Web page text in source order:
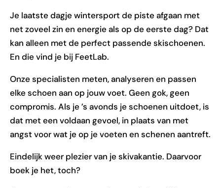
Je laatste dagje wintersport de piste afgaan met
net zoveel zin en energie als op de eerste dag? Dat
kan alleen met de perfect passende skischoenen.
En die vind je bij FeetLab.
Onze specialisten meten, analyseren en passen
elke schoen aan op jouw voet. Geen gok, geen
compromis. Als je ’s avonds je schoenen uitdoet, is
dat met een voldaan gevoel, in plaats van met
angst voor wat je op je voeten en schenen aantreft.
Eindelijk weer plezier van je skivakantie. Daarvoor
boek je het, toch?